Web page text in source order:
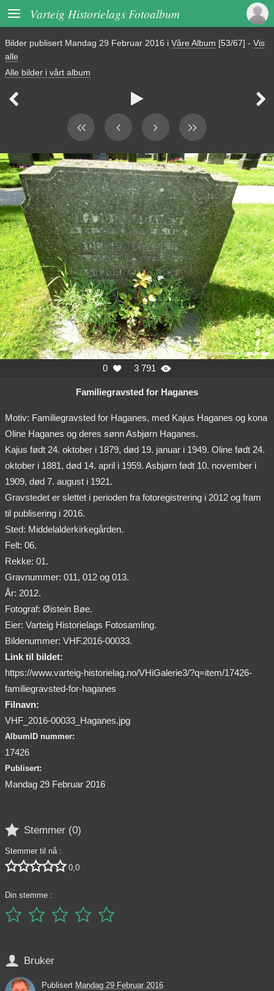
 Varteig Historielags Fotoalbum
Bilder publisert Mandag 29 Februar 2016 i Våre Album [53/67] - Vis
alle
Alle bilder i vårt album
  
0  3 791 
Familiegravsted for Haganes
Motiv: Familiegravsted for Haganes, med Kajus Haganes og kona
Oline Haganes og deres sønn Asbjørn Haganes.
Kajus født 24. oktober i 1879, død 19. januar i 1949. Oline født 24.
oktober i 1881, død 14. april i 1959. Asbjørn født 10. november i
1909, død 7. august i 1921.
Gravstedet er slettet i perioden fra fotoregistrering i 2012 og fram
til publisering i 2016.
Sted: Middelalderkirkegården.
Felt: 06.
Rekke: 01.
Gravnummer: 011, 012 og 013.
År: 2012.
Fotograf: Øistein Bøe.
Eier: Varteig Historielags Fotosamling.
Bildenummer: VHF.2016-00033.
Link til bildet:
https://www.varteig-historielag.no/VHiGalerie3/?q=item/17426-
familiegravsted-for-haganes
Filnavn:
VHF_2016-00033_Haganes.jpg
AlbumID nummer:
17426
Publisert:
Mandag 29 Februar 2016
 Stemmer (0)
Stemmer til nå :
 0,0
Din stemme :
    
 Bruker
Publisert Mandag 29 Februar 2016